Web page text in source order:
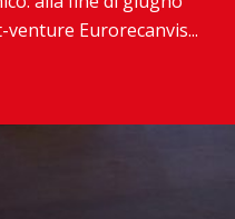
Eurorecanvis...